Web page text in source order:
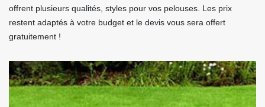
offrent plusieurs qualités, styles pour vos pelouses. Les prix
restent adaptés à votre budget et le devis vous sera offert
gratuitement !